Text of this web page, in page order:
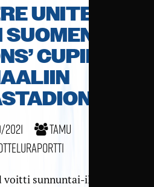
UNITED
CUPIN
TamU
voitti sunnuntai-iltana